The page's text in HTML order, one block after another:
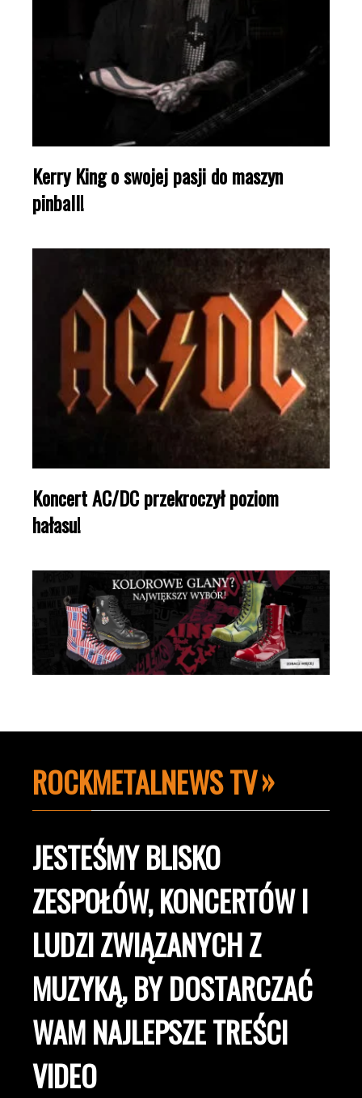
Kerry King o swojej pasji do maszyn
pinball!
Koncert AC/DC przekroczył poziom
hałasu!
ROCKMETALNEWS TV
JESTEŚMY BLISKO
ZESPOŁÓW, KONCERTÓW I
LUDZI ZWIĄZANYCH Z
MUZYKĄ, BY DOSTARCZAĆ
WAM NAJLEPSZE TREŚCI
VIDEO